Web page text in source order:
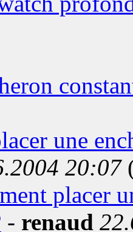
une
20:07
placer
- renaud